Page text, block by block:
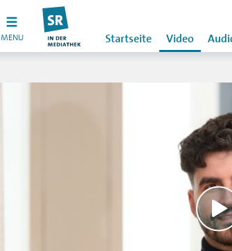
MENU Startseite Video